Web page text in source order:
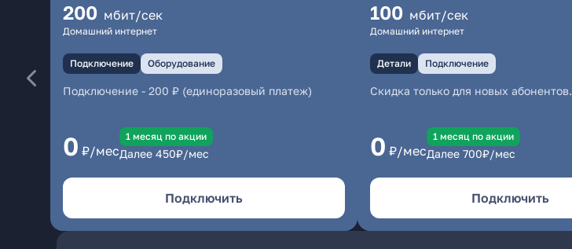
200 мбит/сек
Домашний интернет
Подключение Оборудование
Подключение - 200 ₽ (единоразовый платеж)
0 ₽/мес
1 месяц по акции
Далее 450₽/мес
Подключить
100 мбит/сек
Домашний интернет
Детали Подключение
Скидка только для новых абонентов.
0 ₽/мес
1 месяц по акции
Далее 700₽/мес
Подключить